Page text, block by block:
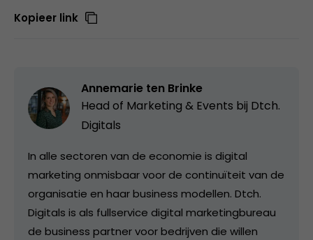
Kopieer link
Annemarie ten Brinke
Head of Marketing & Events bij Dtch.
Digitals
In alle sectoren van de economie is digital
marketing onmisbaar voor de continuïteit van de
organisatie en haar business modellen. Dtch.
Digitals is als fullservice digital marketingbureau
de business partner voor bedrijven die willen